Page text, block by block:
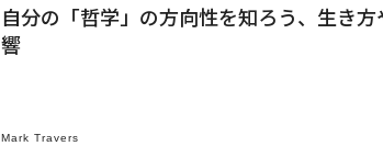
自分の「哲学」の方向性を知ろう、生き
響
Mark Travers